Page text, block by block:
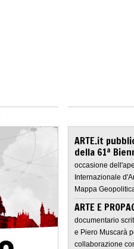
ARTE.it
della 61ª
occasione
Internazionale
Mappa
ARTE E
documentario
e Piero Muscarà
collaborazione